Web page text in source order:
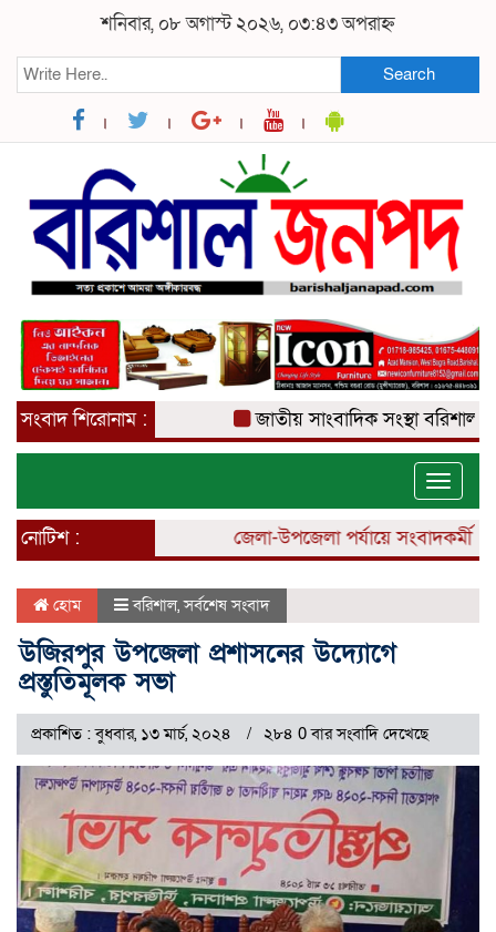
শনিবার, ০৮ অগাস্ট ২০২৬, ০৩:৪৩ অপরাহ্ন
Search
সংবাদ শিরোনাম : জাতীয় সাংবাদিক সংস্থা বরিশাল
Toggle
নোটিশ :
জেলা-উপজেলা পর্যায়ে সংবাদকর্মী
হোম বরিশাল,সর্বশেষ সংবাদ
উজিরপুর উপজেলা প্রশাসনের উদ্যোগে
প্রস্তুতিমূলক সভা
প্রকাশিত : বুধবার, ১৩ মার্চ, ২০২৪ ২৮৪ 0 বার সংবাদি দেখেছে